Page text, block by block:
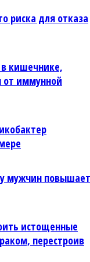
риска для отказа
кишечнике,
от иммунной
у мужчин повышает
истощенные
перестроив